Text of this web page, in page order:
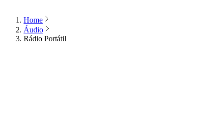
Home
Áudio
Rádio Portátil